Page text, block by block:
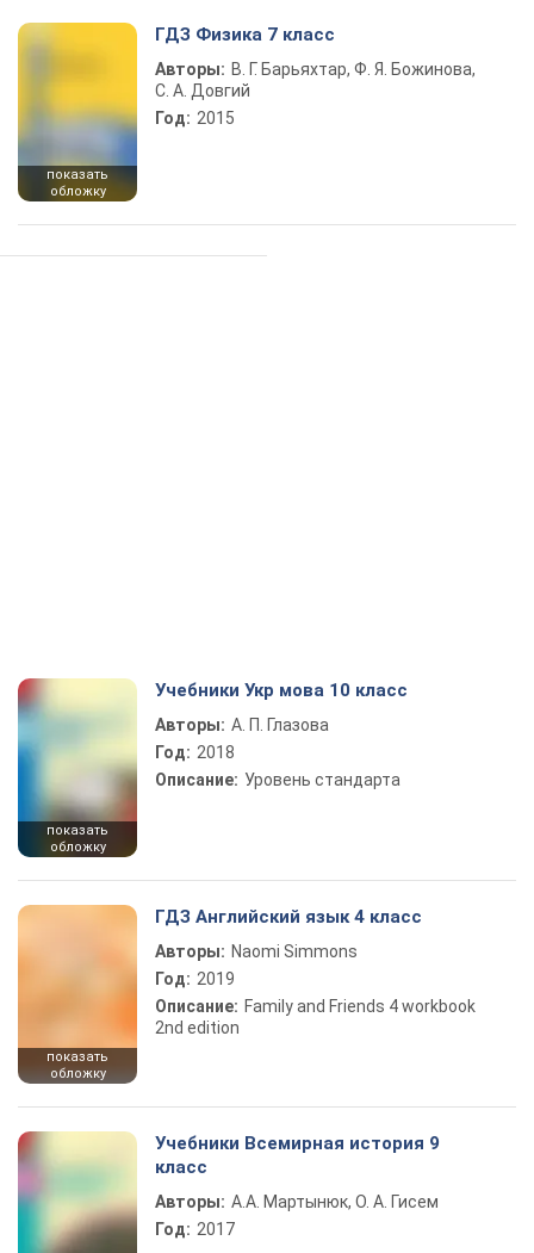
показать
обложку
ГДЗ Физика 7 класс
Авторы: В. Г. Барьяхтар, Ф. Я. Божинова,
С. А. Довгий
Год: 2015
показать
обложку
Учебники Укр мова 10 класс
Авторы: А. П. Глазова
Год: 2018
Описание: Уровень стандарта
показать
обложку
ГДЗ Английский язык 4 класс
Авторы: Naomi Simmons
Год: 2019
Описание: Family and Friends 4 workbook
2nd edition
Учебники Всемирная история 9
класс
Авторы: А.А. Мартынюк, О. А. Гисем
Год: 2017